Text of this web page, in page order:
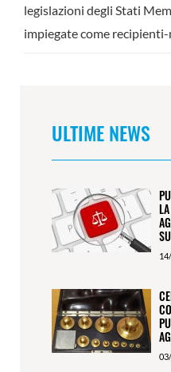
legislazioni degli Stati
impiegate come
ULTIME NEWS